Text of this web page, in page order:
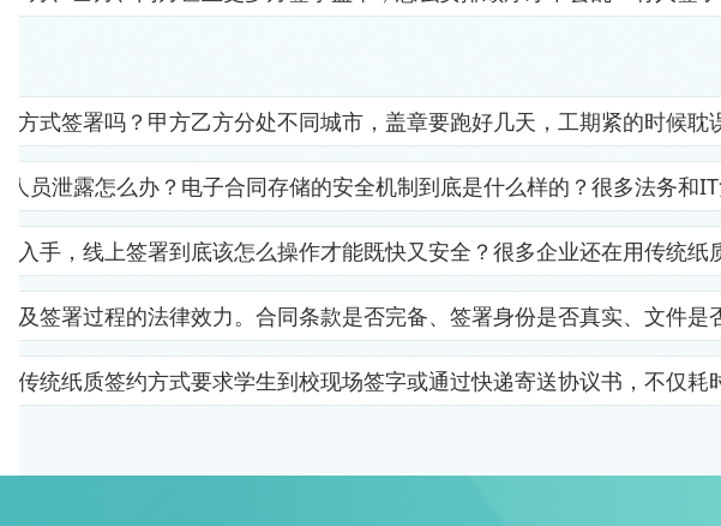
方式签署吗？甲方乙方分处不同城市，盖章要跑好几天，工期紧的时
员泄露怎么办？电子合同存储的安全机制到底是什么样的？很多法务
入手，线上签署到底该怎么操作才能既快又安全？很多企业还在用传统
签署过程的法律效力。合同条款是否完备、签署身份是否真实、文
统纸质签约方式要求学生到校现场签字或通过快递寄送协议书，不